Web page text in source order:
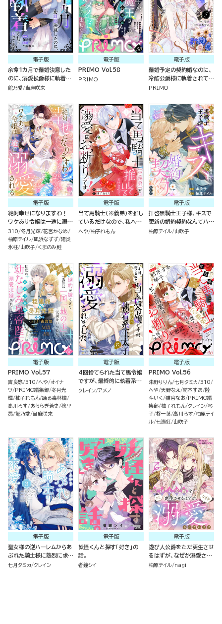
電子版
余命1カ月で離婚決意した
のに、溺愛侯爵様に執着さ
れて困ってます（単話版）
館乃愛 当麻咲来
電子版
PRIMO Vol.58
PRIMO
電子版
離婚予定の契約婚なのに、
冷酷公爵様に執着されてい
ます （5）
PRIMO
電子版
絶対幸せになりますわ！
ワケあり令嬢は一途に溺愛
される アンソロジーコミッ
ク
310 冬月光輝 花宮かなめ
柚原テイル
凪浜なずず 陽炎
氷柱 山吹子 くまのみ鮭
電子版
当て馬騎士（※義弟）を推し
ているだけなので、私への
溺愛はお断りです！（分冊
へや 柚子れもん
電子版
拝啓黒騎士王子様、キスで
更新の婚約契約なんてハー
ドル激高です！（単話版）
柚原テイル 山吹子
電子版
PRIMO Vol.57
吉良悠 310 へや オイナ
ツ
PRIMO編集部 冬月光
輝 柚子れもん 踊る毒林檎
高川ろす
あららぎ蒼史
稔里
昴 館乃愛 当麻咲来
電子版
4回捨てられた当て馬令嬢
ですが、最終的に執着系王
太子に溺愛されました（単
クレイン アメノ
電子版
PRIMO Vol.56
朱野りりん 七月タミカ
310
へや 天野なえ 紡木すあ
陸
斗いく 猫宮なお
PRIMO編
集部 柚子れもん クレイン 琴
子 柊一葉 高川ろす 柚原テイ
ル 七瀬紅 山吹子
電子版
聖女様の逆ハーレムからあ
ぶれた騎士様に熱烈に求愛
されている件 （3）
七月タミカ クレイン
電子版
妖怪くんと探す「好き」の
話。
者鐘シイ
電子版
遊び人公爵をただ更生させ
るはずが、なぜか溺愛され
ています（単話版）
柚原テイル nagi